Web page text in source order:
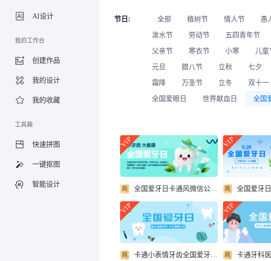
AI设计
我的工作台
创建作品
我的设计
我的收藏
工具箱
快速拼图
一键抠图
智能设计
节日: 全部 植树节 情人节 愚
泼水节 劳动节 五四青年节
父亲节 寒衣节 小寒 儿童
元旦 腊八节 立秋 七夕
霜降 万圣节 立冬 双十一
全国爱眼日 世界献血日 全国
VIP
商
VIP
商
VIP
商
VIP
商